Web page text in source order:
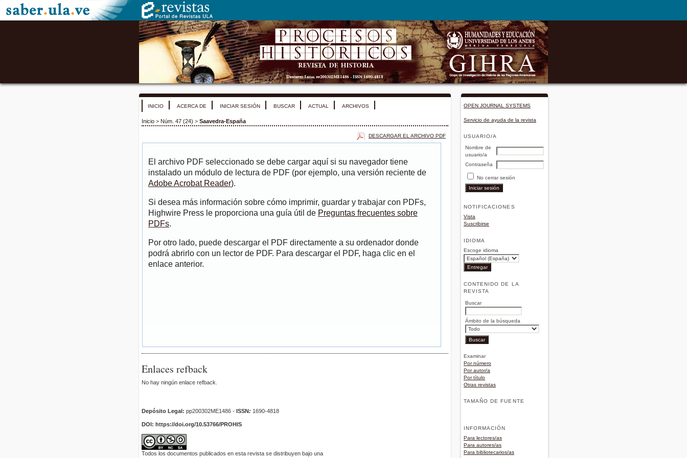
OPEN JOURNAL SYSTEMS
Servicio de ayuda de la revista
USUARIO/A
Nombre de
usuario/a
Contraseña
No cerrar sesión
NOTIFICACIONES
Vista
Suscribirse
IDIOMA
Escoge idioma
CONTENIDO DE LA
REVISTA
Buscar
Ámbito de la búsqueda
Examinar
Por número
Por autor/a
Por título
Otras revistas
TAMAÑO DE FUENTE
INFORMACIÓN
Para lectores/as
Para autores/as
Para bibliotecarios/as
INICIO ACERCA DE INICIAR SESIÓN BUSCAR ACTUAL ARCHIVOS
Inicio > Núm. 47 (24) > Saavedra-España
DESCARGAR EL ARCHIVO PDF
El archivo PDF seleccionado se debe cargar aquí si su navegador tiene
instalado un módulo de lectura de PDF (por ejemplo, una versión reciente de
Adobe Acrobat Reader).
Si desea más información sobre cómo imprimir, guardar y trabajar con PDFs,
Highwire Press le proporciona una guía útil de Preguntas frecuentes sobre
PDFs.
Por otro lado, puede descargar el PDF directamente a su ordenador donde
podrá abrirlo con un lector de PDF. Para descargar el PDF, haga clic en el
enlace anterior.
Enlaces refback
No hay ningún enlace refback.
Depósito Legal: pp200302ME1486 - ISSN: 1690-4818
DOI: https://doi.org/10.53766/PROHIS
Todos los documentos publicados en esta revista se distribuyen bajo una